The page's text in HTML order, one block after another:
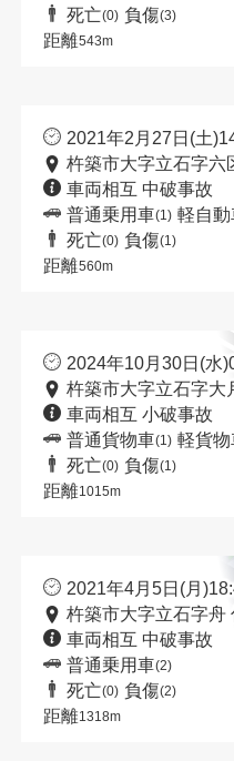
死亡(0) 負傷(3)
距離543m
2021年2月27日(土
杵築市大字立石字六
車両相互 中破事故
普通乗用車(1) 軽自動
死亡(0) 負傷(1)
距離560m
2024年10月30日(水
杵築市大字立石字大
車両相互 小破事故
普通貨物車(1) 軽貨物
死亡(0) 負傷(1)
距離1015m
2021年4月5日(月
杵築市大字立石字舟
車両相互 中破事故
普通乗用車(2)
死亡(0) 負傷(2)
距離1318m